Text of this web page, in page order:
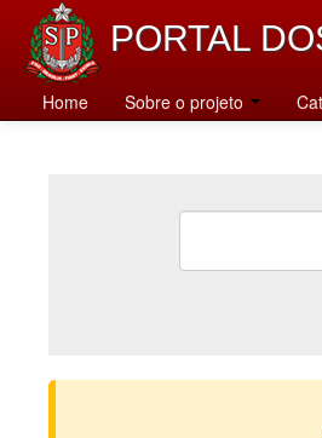
PORTAL
Home Sobre o projeto